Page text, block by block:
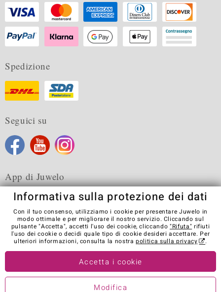
Spedizione
Seguici su
App di Juwelo
Condizioni generali di vendita Informativa Privacy
Cookies
Note legali
Contatti
Recedere dal contratto
Visit our stores in other countries:
Informativa sulla protezione dei dati
Con il tuo consenso, utilizziamo i cookie per presentare Juwelo in
modo ottimale e per migliorare il nostro servizio. Cliccando sul
pulsante "Accetta", accetti l'uso dei cookie, cliccando "Rifuta" rifiuti
l'uso dei cookie o decidi quale tipo di cookie desideri accettare. Per
ulteriori informazioni, consulta la nostrapolitica sulla privacy .
Accetta i cookie
Modifica